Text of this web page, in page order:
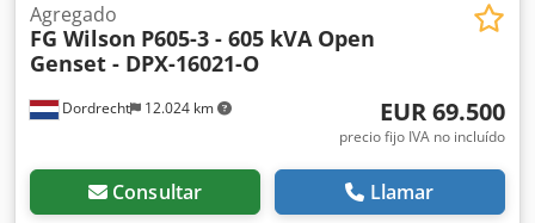
Dordrecht 12.024 km
Agregado
FG Wilson P605-3 - 605 kVA Open
Genset - DPX-16021-O
EUR 69.500
precio fijo IVA no incluído
Consultar Llamar